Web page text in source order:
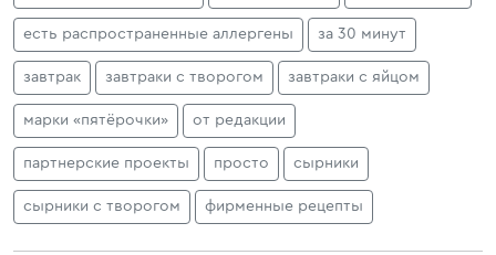
есть распространенные аллергены за 30 минут
завтрак завтраки с творогом завтраки с яйцом
марки «пятёрочки» от редакции
партнерские проекты просто сырники
сырники с творогом фирменные рецепты